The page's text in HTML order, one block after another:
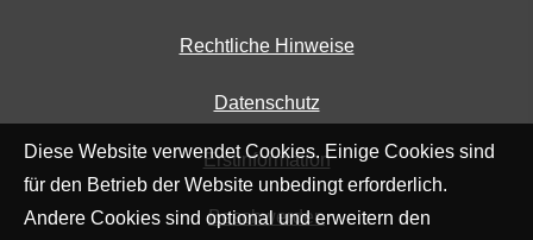
Rechtliche Hinweise
Datenschutz
Erstinformation
Beschwerden
Diese Website verwendet Cookies. Einige Cookies sind
für den Betrieb der Website unbedingt erforderlich.
Andere Cookies sind optional und erweitern den